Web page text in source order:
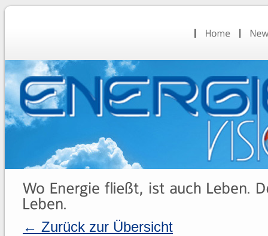
← Zurück zur Übersicht